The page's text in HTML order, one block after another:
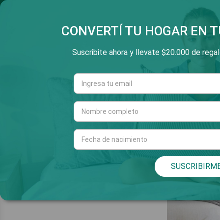
SALTAR
3 Y 6 CUOTAS SIN
Cuarto Living
LIVING / DECO
DECO
CONVERTÍ TU HOGAR EN
Suscribite ahora y llevate $20.000 de